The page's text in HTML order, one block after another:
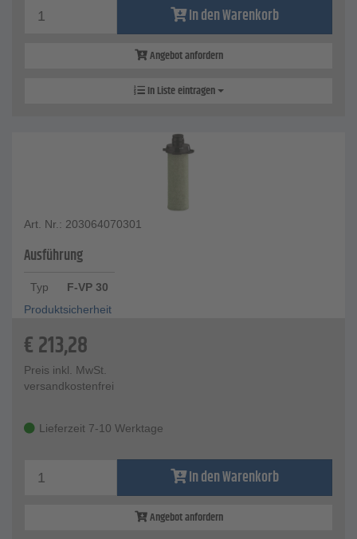
In den Warenkorb
Angebot anfordern
In Liste eintragen
Art. Nr.: 203064070301
Ausführung
Typ
F-VP 30
Produktsicherheit
€213,28
Preis inkl. MwSt.
versandkostenfrei
Lieferzeit 7-10 Werktage
In den Warenkorb
Angebot anfordern